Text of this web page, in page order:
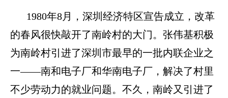
1980年8月，深圳经济特区宣告成立，改革
的春风很快敲开了南岭村的大门。张伟基积极
为南岭村引进了深圳市最早的一批内联企业之
一——南和电子厂和华南电子厂，解决了村里
不少劳动力的就业问题。不久，南岭又引进了